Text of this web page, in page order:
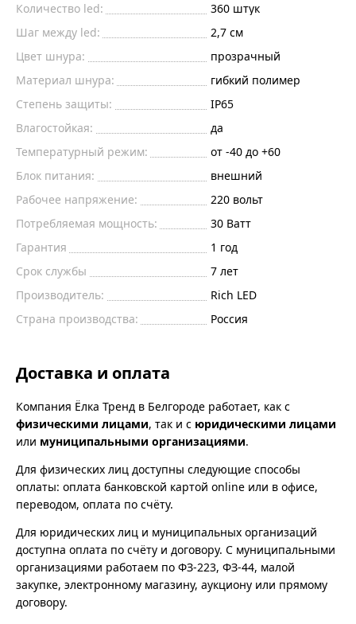
Количество led:
360 штук
Шаг между led:
2,7 см
Цвет шнура:
прозрачный
Материал шнура:
гибкий полимер
Степень защиты:
IP65
Влагостойкая:
да
Температурный режим:
от -40 до +60
Блок питания:
внешний
Рабочее напряжение:
220 вольт
Потребляемая мощность:
30 Ватт
Гарантия
1 год
Срок службы
7 лет
Производитель:
Rich LED
Страна производства:
Россия
Доставка и оплата
Компания Ёлка Тренд в Белгороде работает, как с
физическими лицами, так и с юридическими лицами
или муниципальными организациями.
Для физических лиц доступны следующие способы
оплаты: оплата банковской картой online или в офисе,
переводом, оплата по счёту.
Для юридических лиц и муниципальных организаций
доступна оплата по счёту и договору. С муниципальными
организациями работаем по ФЗ-223, ФЗ-44, малой
закупке, электронному магазину, аукциону или прямому
договору.